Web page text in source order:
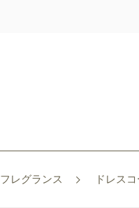
フレグランス ドレス